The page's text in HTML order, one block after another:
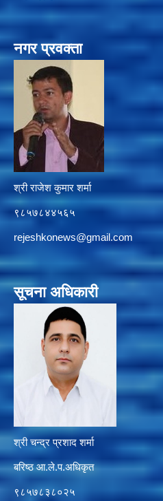
नगर प्रवक्ता
श्री राजेश कुमार शर्मा
९८५७८४४५६५
rejeshkonews@gmail.com
सूचना अधिकारी
श्री चन्द्र प्रशाद शर्मा
बरिष्ठ आ.ले.प.अधिकृत
९८५७८३८०२५